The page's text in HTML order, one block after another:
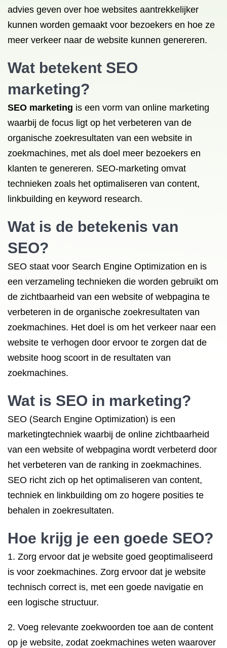
advies geven over hoe websites aantrekkelijker
kunnen worden gemaakt voor bezoekers en hoe ze
meer verkeer naar de website kunnen genereren.
Wat betekent SEO
marketing?
SEO marketing is een vorm van online marketing
waarbij de focus ligt op het verbeteren van de
organische zoekresultaten van een website in
zoekmachines, met als doel meer bezoekers en
klanten te genereren. SEO-marketing omvat
technieken zoals het optimaliseren van content,
linkbuilding en keyword research.
Wat is de betekenis van
SEO?
SEO staat voor Search Engine Optimization en is
een verzameling technieken die worden gebruikt om
de zichtbaarheid van een website of webpagina te
verbeteren in de organische zoekresultaten van
zoekmachines. Het doel is om het verkeer naar een
website te verhogen door ervoor te zorgen dat de
website hoog scoort in de resultaten van
zoekmachines.
Wat is SEO in marketing?
SEO (Search Engine Optimization) is een
marketingtechniek waarbij de online zichtbaarheid
van een website of webpagina wordt verbeterd door
het verbeteren van de ranking in zoekmachines.
SEO richt zich op het optimaliseren van content,
techniek en linkbuilding om zo hogere posities te
behalen in zoekresultaten.
Hoe krijg je een goede SEO?
1. Zorg ervoor dat je website goed geoptimaliseerd
is voor zoekmachines. Zorg ervoor dat je website
technisch correct is, met een goede navigatie en
een logische structuur.
2. Voeg relevante zoekwoorden toe aan de content
op je website, zodat zoekmachines weten waarover